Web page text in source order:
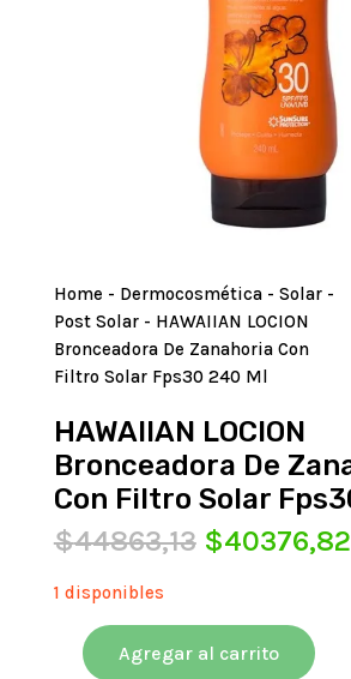
Home - Dermocosmética- Solar-
Post Solar- HAWAIIAN LOCION
Bronceadora De Zanahoria Con
Filtro Solar Fps30 240 Ml
HAWAIIAN LOCION
Bronceadora De
Con Filtro Solar
$44863,13 El
era:
$44863,13.
$40376,82
1 disponibles
HAWAIIAN
Agregar al carrito